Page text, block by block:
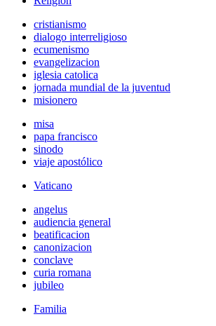
cristianismo
dialogo interreligioso
ecumenismo
evangelizacion
iglesia catolica
jornada mundial de la juventud
misionero
misa
papa francisco
sinodo
viaje apostólico
Vaticano
angelus
audiencia general
beatificacion
canonizacion
conclave
curia romana
jubileo
Familia